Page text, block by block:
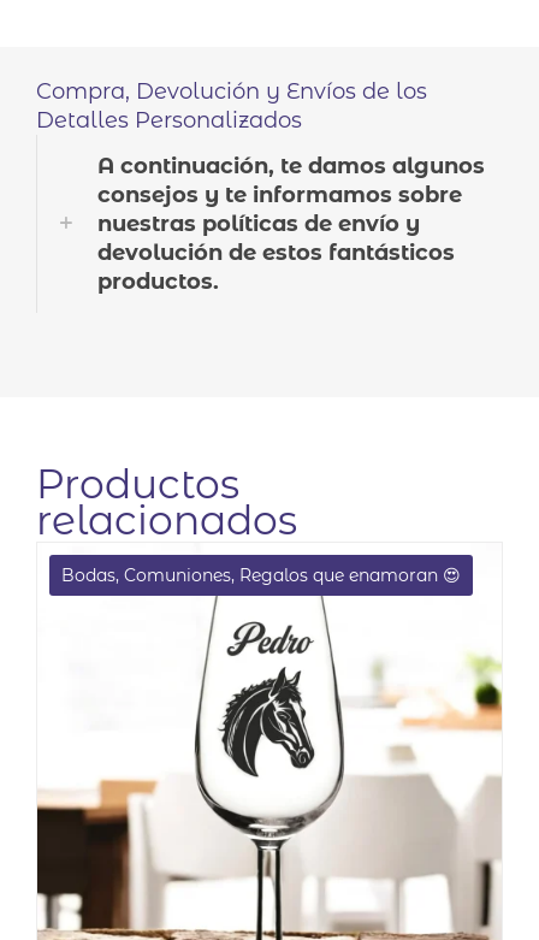
Compra, Devolución y Envíos de los
Detalles Personalizados
A continuación, te damos algunos
consejos y te informamos sobre
nuestras políticas de envío y
devolución de estos fantásticos
productos.
Productos
relacionados
Bodas, Comuniones, Regalos que enamoran 😍